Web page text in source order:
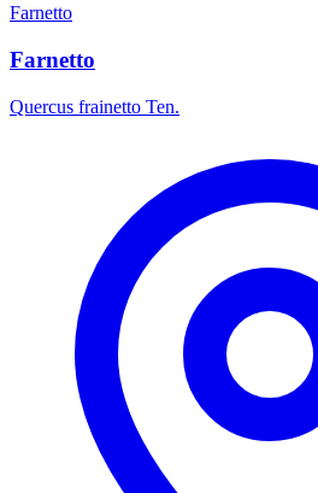
Farnetto
Farnetto
Quercus frainetto Ten.